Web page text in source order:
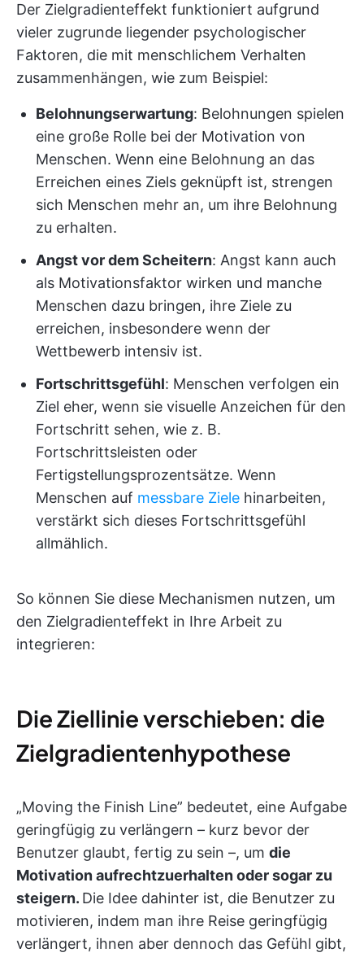
Der Zielgradienteffekt funktioniert aufgrund
vieler zugrunde liegender psychologischer
Faktoren, die mit menschlichem Verhalten
zusammenhängen, wie zum Beispiel:
Belohnungserwartung: Belohnungen spielen
eine große Rolle bei der Motivation von
Menschen. Wenn eine Belohnung an das
Erreichen eines Ziels geknüpft ist, strengen
sich Menschen mehr an, um ihre Belohnung
zu erhalten.
Angst vor dem Scheitern: Angst kann auch
als Motivationsfaktor wirken und manche
Menschen dazu bringen, ihre Ziele zu
erreichen, insbesondere wenn der
Wettbewerb intensiv ist.
Fortschrittsgefühl: Menschen verfolgen ein
Ziel eher, wenn sie visuelle Anzeichen für den
Fortschritt sehen, wie z. B.
Fortschrittsleisten oder
Fertigstellungsprozentsätze. Wenn
Menschen auf messbare Ziele hinarbeiten,
verstärkt sich dieses Fortschrittsgefühl
allmählich.
So können Sie diese Mechanismen nutzen, um
den Zielgradienteffekt in Ihre Arbeit zu
integrieren:
Die Ziellinie verschieben: die
Zielgradientenhypothese
„Moving the Finish Line” bedeutet, eine Aufgabe
geringfügig zu verlängern – kurz bevor der
Benutzer glaubt, fertig zu sein –, um die
Motivation aufrechtzuerhalten oder sogar zu
steigern. Die Idee dahinter ist, die Benutzer zu
motivieren, indem man ihre Reise geringfügig
verlängert, ihnen aber dennoch das Gefühl gibt,